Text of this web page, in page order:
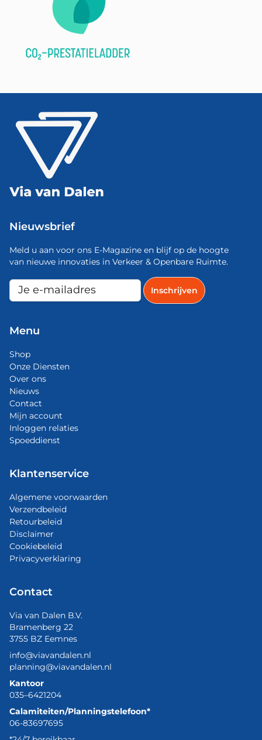
Nieuwsbrief
Meld u aan voor ons E-Magazine en blijf op de hoogte
van nieuwe innovaties in Verkeer & Openbare Ruimte.
Menu
Shop
Onze Diensten
Over ons
Nieuws
Contact
Mijn account
Inloggen relaties
Spoeddienst
Klantenservice
Algemene voorwaarden
Verzendbeleid
Retourbeleid
Disclaimer
Cookiebeleid
Privacyverklaring
Contact
Via van Dalen B.V.
Bramenberg 22
3755 BZ Eemnes
info@viavandalen.nl
planning@viavandalen.nl
Kantoor
035–6421204
Calamiteiten/Planningstelefoon*
06-83697695